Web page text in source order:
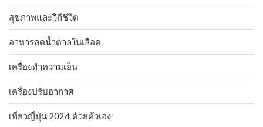
สุขภาพและวิถีชีวิต
อาหารลดน้ำตาลในเลือด
เครื่องทำความเย็น
เครื่องปรับอากาศ
เที่ยวญี่ปุ่น 2024 ด้วยตัวเอง